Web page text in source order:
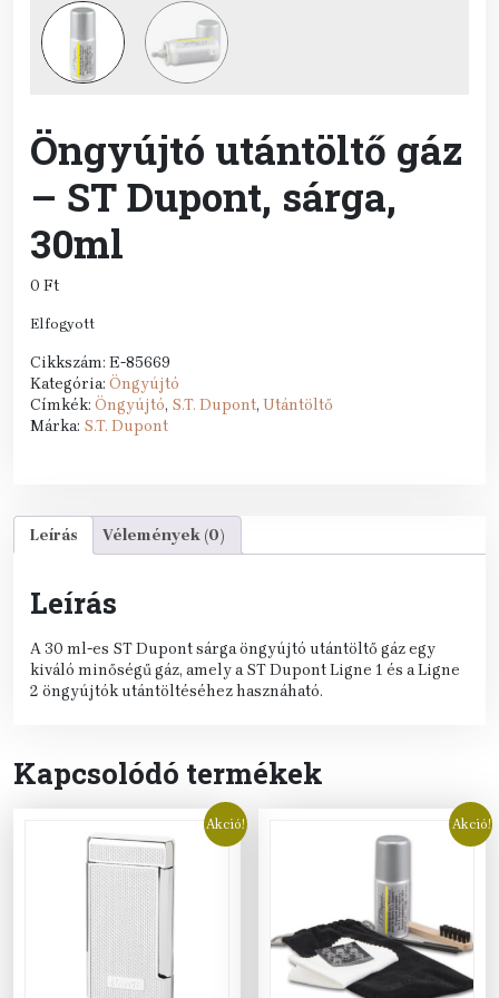
Öngyújtó utántöltő gáz
– ST Dupont, sárga,
30ml
0 Ft
Elfogyott
Cikkszám: E-85669
Kategória: Öngyújtó
Címkék: Öngyújtó, S.T. Dupont, Utántöltő
Márka: S.T. Dupont
Leírás Vélemények (0)
Leírás
A 30 ml-es ST Dupont sárga öngyújtó utántöltő gáz egy
kiváló minőségű gáz, amely a ST Dupont Ligne 1 és a Ligne
2 öngyújtók utántöltéséhez hasznáható.
Kapcsolódó termékek
Akció! Akció!